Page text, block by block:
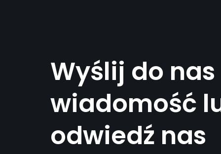
Wyślij do nas
wiadomość
odwiedź nas